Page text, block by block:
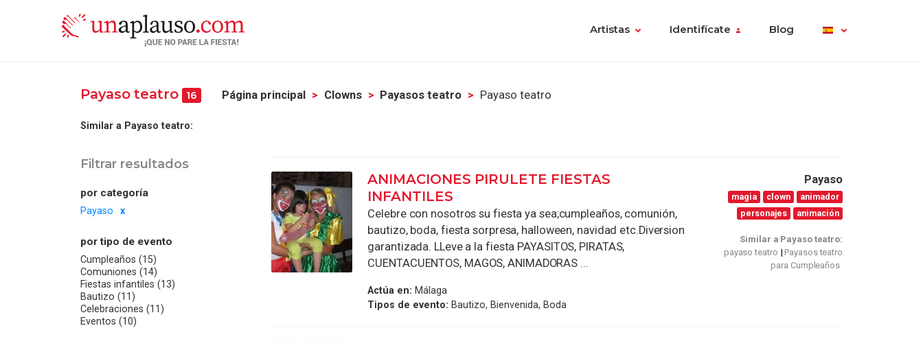
Artistas Identifícate Blog
Payaso teatro 16 Página principal Clowns Payasos teatro Payaso teatro
Similar a Payaso teatro:
Filtrar resultados
por categoría
Payaso
por tipo de evento
Cumpleaños (15)
Comuniones (14)
Fiestas infantiles (13)
Bautizo (11)
Celebraciones (11)
Eventos (10)
ANIMACIONES PIRULETE FIESTAS
INFANTILES
Celebre con nosotros su fiesta ya sea;cumpleaños, comunión,
bautizo, boda, fiesta sorpresa, halloween, navidad etc.Diversion
garantizada. LLeve a la fiesta PAYASITOS, PIRATAS,
CUENTACUENTOS, MAGOS, ANIMADORAS ...
Actúa en: Málaga
Tipos de evento: Bautizo, Bienvenida, Boda
Payaso
magia clown
animador
personajes
animación
Similar a Payaso teatro:
payaso teatro
Payasos teatro
para Cumpleaños